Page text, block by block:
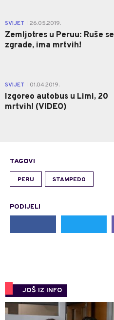
SVIJET 26.05.2019.
Zemljotres u Peruu: Ruše se
zgrade, ima mrtvih!
SVIJET 01.04.2019.
Izgoreo autobus u Limi, 20
mrtvih! (VIDEO)
TAGOVI
PERU STAMPEDO
PODIJELI
JOŠ IZ INFO